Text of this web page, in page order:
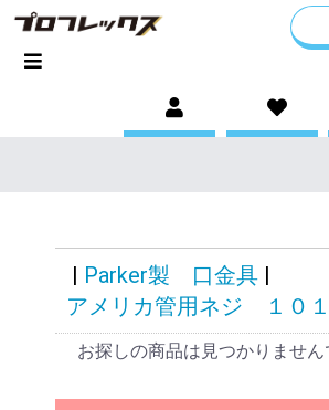
| Parker製 口金具 |
アメリカ管用ネジ １０
お探しの商品は見つかりません